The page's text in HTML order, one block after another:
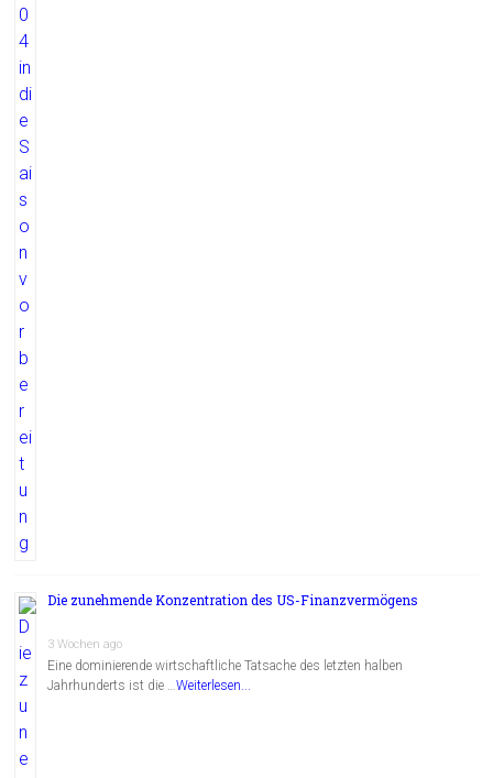
Die zunehmende Konzentration des US-Finanzvermögens
3 Wochen ago
Eine dominierende wirtschaftliche Tatsache des letzten halben
Jahrhunderts ist die …Weiterlesen...